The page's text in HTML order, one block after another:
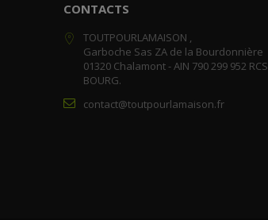
CONTACTS
TOUTPOURLAMAISON ,
Garboche Sas ZA de la Bourdonnière
01320 Chalamont - AIN 790 299 952 RCS
BOURG.
contact@toutpourlamaison.fr